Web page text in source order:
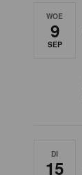
WOE
9
SEP
DI
15